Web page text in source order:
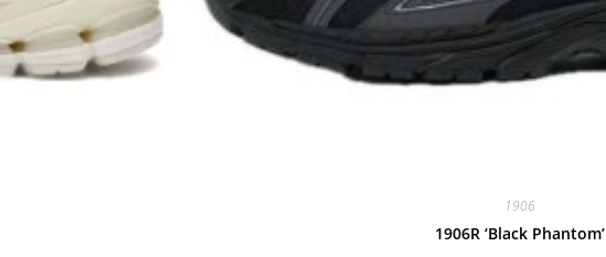
1906
1906R ‘Black Phantom’